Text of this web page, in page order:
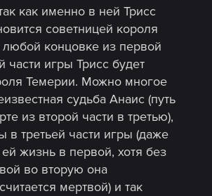
как именно в ней Трисс
советницей короля
концовке из первой
части игры Трисс будет
Темерии. Можно многое
судьба Анаис (путь
из второй части в третью),
в третьей части игры (даже
ей жизнь в первой, хотя без
во вторую она
мертвой) и так